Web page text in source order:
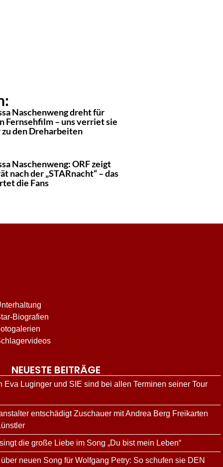
Naschenweng dreht für
Fernsehfilm – uns verriet sie
zu den Dreharbeiten
Naschenweng: ORF zeigt
nach der „STARnacht“ – das
die Fans
Biografien
NEUESTE BEITRÄGE
Eva Luginger und SIE sind bei allen Terminen seiner Tour
entschädigt Zuschauer mit Andrea Berg Freikarten
die große Liebe im Song „Du bist mein Leben“
neuen Song für Wolfgang Petry: So schufen sie DEN